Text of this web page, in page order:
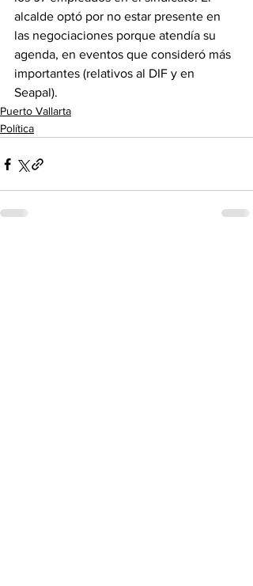
alcalde optó por no estar presente en
las negociaciones porque atendía su
agenda, en eventos que consideró más
importantes (relativos al DIF y en
Seapal).
Puerto Vallarta
Política